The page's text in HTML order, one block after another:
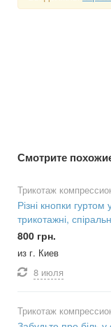
Смотрите
Трикотаж
Різні кнопки гуртом
трикотажні,
800 грн.
из г. Киев
8 июля
Трикотаж